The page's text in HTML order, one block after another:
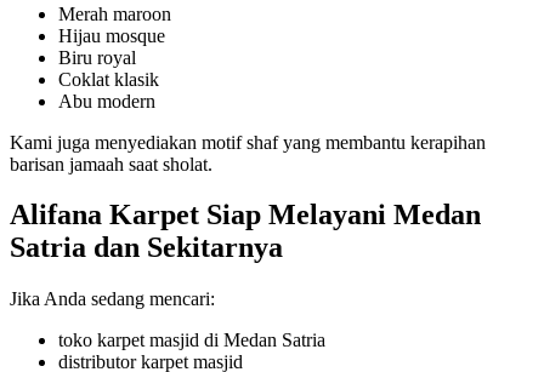
Merah maroon
Hijau mosque
Biru royal
Coklat klasik
Abu modern
Kami juga menyediakan motif shaf yang membantu kerapihan
barisan jamaah saat sholat.
Alifana Karpet Siap Melayani Medan
Satria dan Sekitarnya
Jika Anda sedang mencari:
toko karpet masjid di Medan Satria
distributor karpet masjid